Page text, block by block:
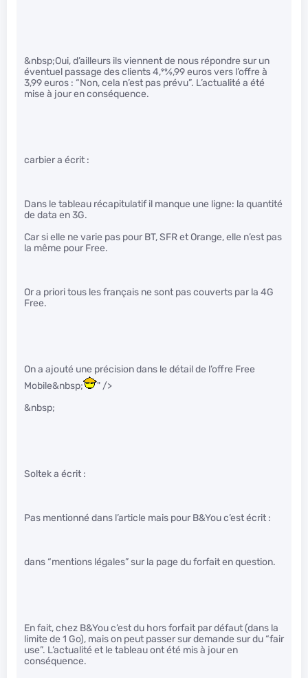
&nbsp;Oui, d’ailleurs ils viennent de nous répondre sur un
éventuel passage des clients 4,99⁄9,99 euros vers l’offre à
3,99 euros : “Non, cela n’est pas prévu”. L’actualité a été
mise à jour en conséquence.
carbier a écrit :
Dans le tableau récapitulatif il manque une ligne: la quantité
de data en 3G.
Car si elle ne varie pas pour BT, SFR et Orange, elle n’est pas
la même pour Free.
Or a priori tous les français ne sont pas couverts par la 4G
Free.
On a ajouté une précision dans le détail de l’offre Free
Mobile&nbsp;
" />
&nbsp;
Soltek a écrit :
Pas mentionné dans l’article mais pour B&You c’est écrit :
dans “mentions légales” sur la page du forfait en question.
En fait, chez B&You c’est du hors forfait par défaut (dans la
limite de 1 Go), mais on peut passer sur demande sur du “fair
use”. L’actualité et le tableau ont été mis à jour en
conséquence.